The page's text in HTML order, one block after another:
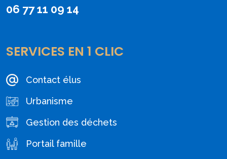
06 77 11 09 14
SERVICES EN 1 CLIC
Contact élus
Urbanisme
Gestion des déchets
Portail famille